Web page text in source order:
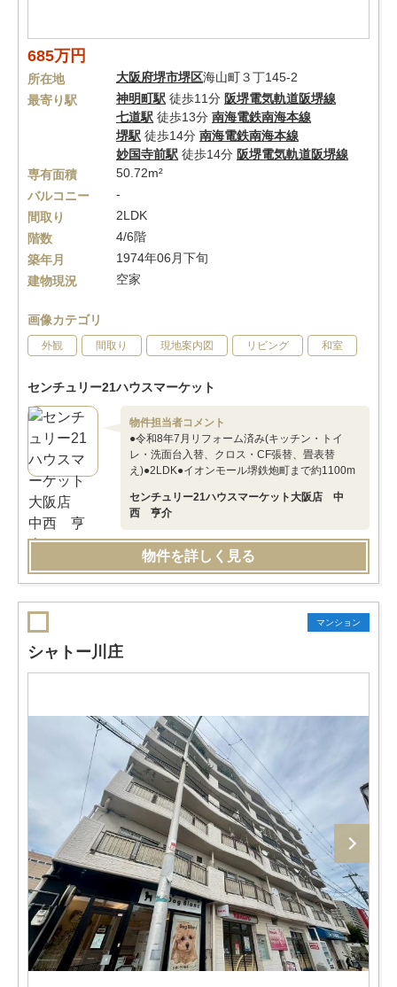
685万円
所在地 大阪府堺市堺区海山町３丁145-2
最寄り駅
神明町駅 徒歩11分 阪堺電気軌道阪堺線
七道駅 徒歩13分 南海電鉄南海本線
堺駅 徒歩14分 南海電鉄南海本線
妙国寺前駅 徒歩14分 阪堺電気軌道阪堺線
専有面積
50.72m²
バルコニー
-
間取り
2LDK
階数
4/6階
築年月
1974年06月下旬
建物現況
空家
画像カテゴリ
外観 間取り 現地案内図 リビング 和室
センチュリー21ハウスマーケット
物件担当者コメント
●令和8年7月リフォーム済み(キッチン・トイ
レ・洗面台入替、クロス・CF張替、畳表替
え)●2LDK●イオンモール堺鉄炮町まで約1100m
センチュリー21ハウスマーケット大阪店 中
西 亨介
物件を詳しく見る
マンション
シャトー川庄